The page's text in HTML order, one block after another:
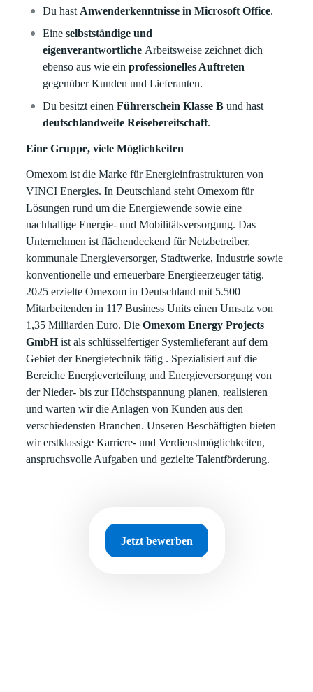
Du hast Anwenderkenntnisse in Microsoft Office.
Eineselbstständige und
eigenverantwortliche Arbeitsweise zeichnet dich
ebenso aus wie einprofessionelles Auftreten
gegenüber Kunden und Lieferanten.
Du besitzt einenFührerschein Klasse B und hast
deutschlandweite Reisebereitschaft.
Eine Gruppe, viele Möglichkeiten
Omexom ist die Marke für Energieinfrastrukturen von
VINCI Energies. In Deutschland steht Omexom für
Lösungen rund um die Energiewende sowie eine
nachhaltige Energie- und Mobilitätsversorgung. Das
Unternehmen ist flächendeckend für Netzbetreiber,
kommunale Energieversorger, Stadtwerke, Industrie sowie
konventionelle und erneuerbare Energieerzeuger tätig.
2025 erzielte Omexom in Deutschland mit 5.500
Mitarbeitenden in 117 Business Units einen Umsatz von
1,35 Milliarden Euro. DieOmexom Energy Projects
GmbHist als schlüsselfertiger Systemlieferant auf dem
Gebiet der Energietechnik tätig . Spezialisiert auf die
Bereiche Energieverteilung und Energieversorgung von
der Nieder- bis zur Höchstspannung planen, realisieren
und warten wir die Anlagen von Kunden aus den
verschiedensten Branchen. Unseren Beschäftigten bieten
wir erstklassige Karriere- und Verdienstmöglichkeiten,
anspruchsvolle Aufgaben und gezielte Talentförderung.
Jetzt bewerben